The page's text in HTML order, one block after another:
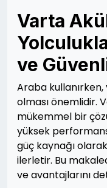
Varta
ve
Araba kullanırken,
olması önemlidir.
mükemmel bir
yüksek
güç kaynağı
ilerletir. Bu
ve avantajlarını